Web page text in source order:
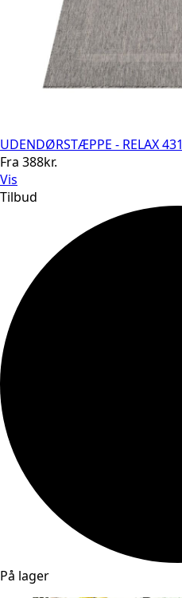
UDENDØRSTÆPPE - RELAX
Fra 388kr.
Vis
Tilbud
På lager